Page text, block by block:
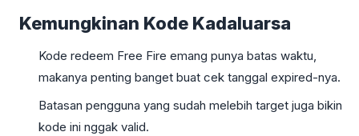
Kemungkinan Kode Kadaluarsa
Kode redeem Free Fire emang punya batas waktu,
makanya penting banget buat cek tanggal expired-nya.
Batasan pengguna yang sudah melebih target juga bikin
kode ini nggak valid.